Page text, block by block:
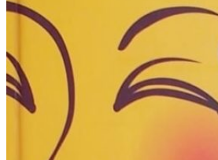
LIKOVNA UMJETNOST
LJEKOVITO BILJE I
MITOLOGIJA
POVIJEST I
PRIRODNE ZNANOSTI
PSIHOLOGIJA,
ALTERNATIVA
RAZNO
RELIGIJA
OD RJEČNIKA
DO ZEMLJOVIDA